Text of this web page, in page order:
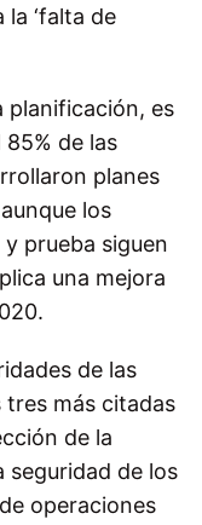
‘falta de
planificación, es
de las
planes
los
prueba siguen
una mejora
de las
tres más citadas
de la
seguridad de los
operaciones